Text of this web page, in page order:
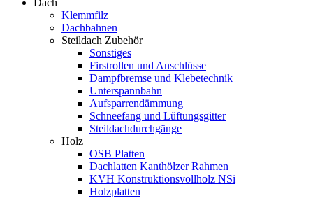
Dach
Klemmfilz
Dachbahnen
Steildach Zubehör
Sonstiges
Firstrollen und Anschlüsse
Dampfbremse und Klebetechnik
Unterspannbahn
Aufsparrendämmung
Schneefang und Lüftungsgitter
Steildachdurchgänge
Holz
OSB Platten
Dachlatten Kanthölzer Rahmen
KVH Konstruktionsvollholz NSi
Holzplatten